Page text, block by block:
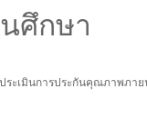
ศึกษา
ระเมินการประกันคุณภาพภา